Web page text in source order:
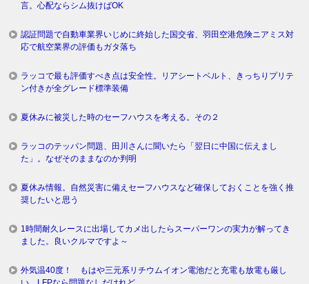
言。心配ならシム抜けばOK
認証問題で自動車業界いじめに終始した国交省、羽田空港危険ニアミス対
応で航空業界の評価もガタ落ち
ラッコで最も評価すべき点は安全性。リアシートベルト、きっちりプリテ
ン付きが全グレード標準装備
夏休みに被災した時のセーフハウスを考える。その２
ラッコのテッパン問題、田川さんに聞いたら「翌日に中国に伝えまし
た」。なぜそのままなのか判明
夏休み情報。自然災害に備えセーフハウスなど確保しておくことを強く推
奨したいと思う
1時間耐久レースに出場してカメ出したらスーパーワンの実力が解ってき
ました。良いクルマですよ～
外気温40度！ もはや三元系リチウムイオン電池だと充電も放電も厳し